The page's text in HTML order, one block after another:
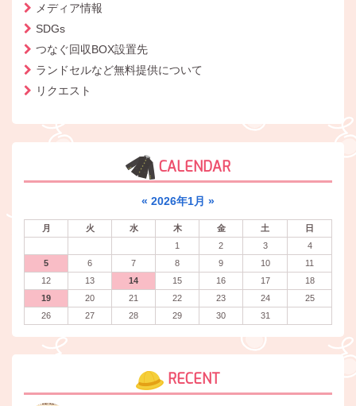
メディア情報
SDGs
つなぐ回収BOX設置先
ランドセルなど無料提供について
リクエスト
CALENDAR
« 2026年1月 »
月 火 水 木 金 土
日
1
2 3
4
5
6 7 8 9 10
11
12
13 14 15 16 17
18
19
20 21 22 23 24
25
26
27 28 29 30 31
RECENT